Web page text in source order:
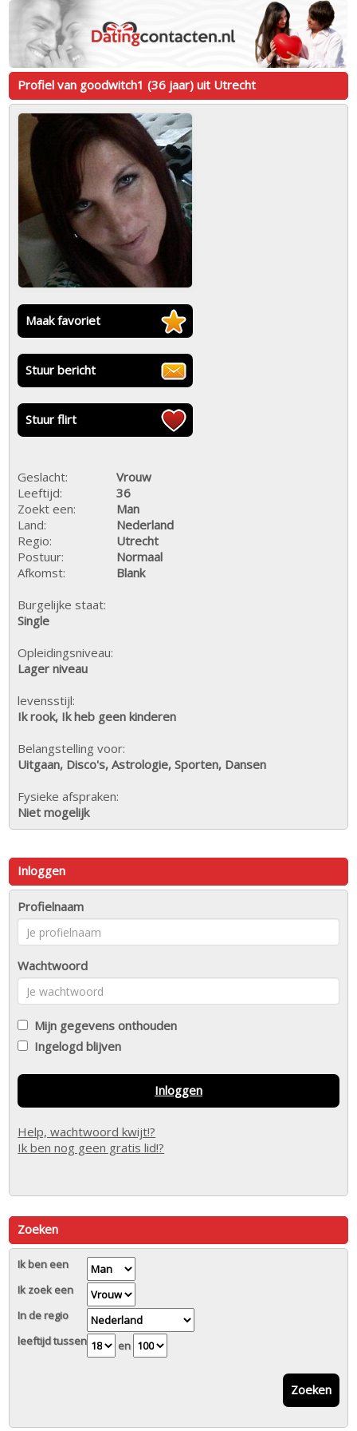
Profiel van goodwitch1 (36 jaar) uit Utrecht
Maak favoriet
Stuur bericht
Stuur flirt
Geslacht:
Vrouw
Leeftijd:
36
Zoekt een:
Man
Land:
Nederland
Regio:
Utrecht
Postuur:
Normaal
Afkomst:
Blank
Burgelijke staat:
Single
Opleidingsniveau:
Lager niveau
levensstijl:
Ik rook, Ik heb geen kinderen
Belangstelling voor:
Uitgaan, Disco's, Astrologie, Sporten, Dansen
Fysieke afspraken:
Niet mogelijk
Inloggen
Profielnaam
Wachtwoord
Mijn gegevens onthouden
Ingelogd blijven
Inloggen
Help, wachtwoord kwijt!?
Ik ben nog geen gratis lid!?
Zoeken
Ik ben een
Ik zoek een
In de regio
leeftijd tussen
en
Zoeken